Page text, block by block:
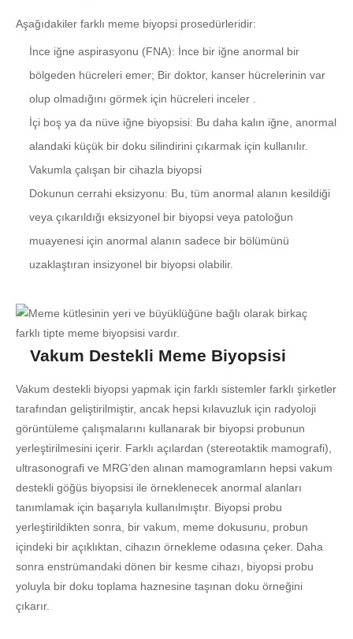
Aşağıdakiler farklı meme biyopsi prosedürleridir:
İnce iğne aspirasyonu (FNA): İnce bir iğne anormal bir
bölgeden hücreleri emer; Bir doktor, kanser hücrelerinin var
olup olmadığını görmek için hücreleri inceler .
İçi boş ya da nüve iğne biyopsisi: Bu daha kalın iğne, anormal
alandaki küçük bir doku silindirini çıkarmak için kullanılır.
Vakumla çalışan bir cihazla biyopsi
Dokunun cerrahi eksizyonu: Bu, tüm anormal alanın kesildiği
veya çıkarıldığı eksizyonel bir biyopsi veya patoloğun
muayenesi için anormal alanın sadece bir bölümünü
uzaklaştıran insizyonel bir biyopsi olabilir.
Vakum Destekli Meme Biyopsisi
Vakum destekli biyopsi yapmak için farklı sistemler farklı şirketler
tarafından geliştirilmiştir, ancak hepsi kılavuzluk için radyoloji
görüntüleme çalışmalarını kullanarak bir biyopsi probunun
yerleştirilmesini içerir. Farklı açılardan (stereotaktik mamografi),
ultrasonografi ve MRG’den alınan mamogramların hepsi vakum
destekli göğüs biyopsisi ile örneklenecek anormal alanları
tanımlamak için başarıyla kullanılmıştır. Biyopsi probu
yerleştirildikten sonra, bir vakum, meme dokusunu, probun
içindeki bir açıklıktan, cihazın örnekleme odasına çeker. Daha
sonra enstrümandaki dönen bir kesme cihazı, biyopsi probu
yoluyla bir doku toplama haznesine taşınan doku örneğini
çıkarır.